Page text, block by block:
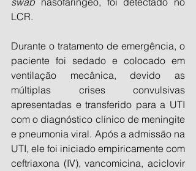
LCR.
Durante o tratamento de emergência, o
paciente foi sedado e colocado em
ventilação mecânica, devido as
múltiplas crises convulsivas
apresentadas e transferido para a UTI
com o diagnóstico clínico de meningite
e pneumonia viral. Após a admissão na
UTI, ele foi iniciado empiricamente com
ceftriaxona (IV), vancomicina, aciclovir